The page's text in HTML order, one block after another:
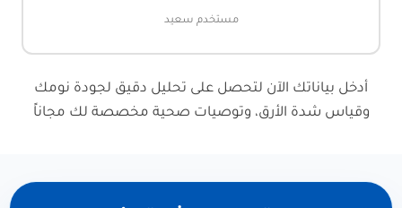
مستخدم سعيد
أدخل بياناتك الآن لتحصل على تحليل دقيق لجودة نومك
وقياس شدة الأرق، وتوصيات صحية مخصصة لك مجاناً